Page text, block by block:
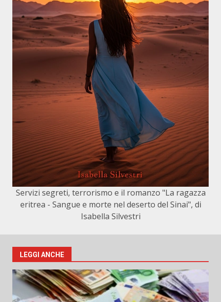
Servizi segreti, terrorismo e il romanzo "La ragazza
eritrea - Sangue e morte nel deserto del Sinai", di
Isabella Silvestri
LEGGI ANCHE